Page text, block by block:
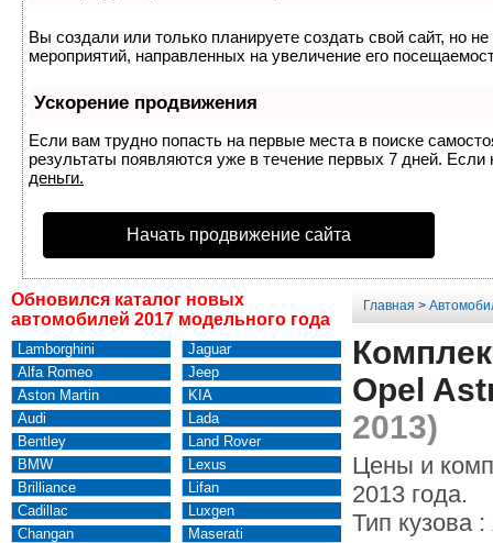
Вы создали или только планируете создать свой сайт, но
мероприятий, направленных на увеличение его
Ускорение продвижения
Если вам трудно попасть на первые места в поиске
результаты появляются уже в течение первых 7 дней.
деньги.
Начать продвижение сайта
Обновился каталог новых
автомобилей 2017 модельного года
Lamborghini
Alfa Romeo
Aston Martin
Audi
Bentley
BMW
Brilliance
Cadillac
Changan
Jaguar
Jeep
KIA
Lada
Land Rover
Lexus
Lifan
Luxgen
Maserati
Главная >
Opel
2013)
Цены и
2013 года.
Тип кузова :